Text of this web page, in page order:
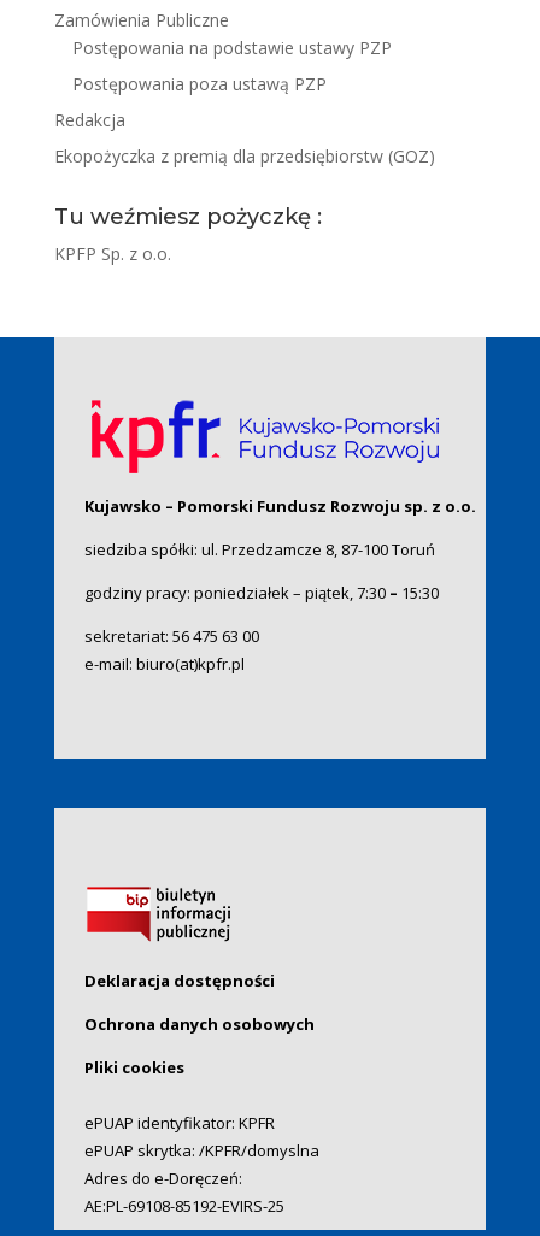
Zamówienia Publiczne
Postępowania na podstawie ustawy PZP
Postępowania poza ustawą PZP
Redakcja
Ekopożyczka z premią dla przedsiębiorstw (GOZ)
Tu weźmiesz pożyczkę :
KPFP Sp. z o.o.
Kujawsko – Pomorski Fundusz Rozwoju sp. z o.o.
siedziba spółki: ul. Przedzamcze 8, 87-100 Toruń
godziny pracy: poniedziałek – piątek, 7:30– 15:30
sekretariat: 56 475 63 00
e-mail: biuro(at)kpfr.pl
Deklaracja dostępności
Ochrona danych osobowych
Pliki cookies
ePUAP identyfikator: KPFR
ePUAP skrytka: /KPFR/domyslna
Adres do e-Doręczeń:
AE:PL-69108-85192-EVIRS-25